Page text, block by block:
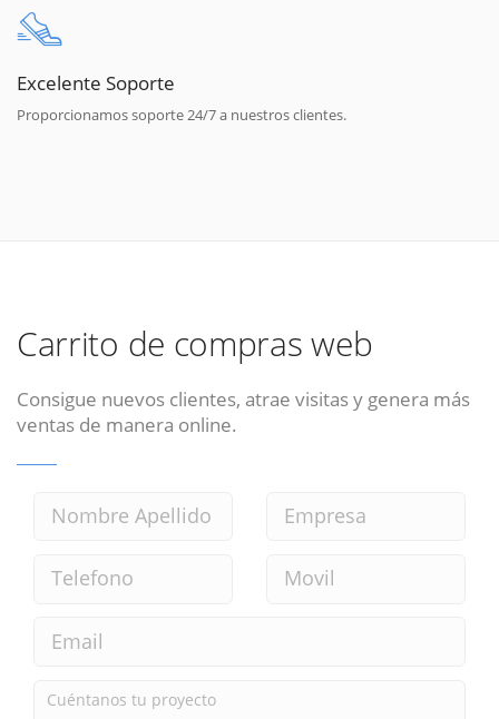
Excelente Soporte
Proporcionamos soporte 24/7 a nuestros clientes.
Carrito de compras web
Consigue nuevos clientes, atrae visitas y genera más
ventas de manera online.